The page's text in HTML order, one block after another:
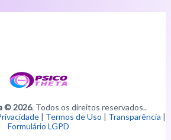
© 2026. Todos os direitos reservados..
| Termos de Uso | Transparência |
Formulário LGPD